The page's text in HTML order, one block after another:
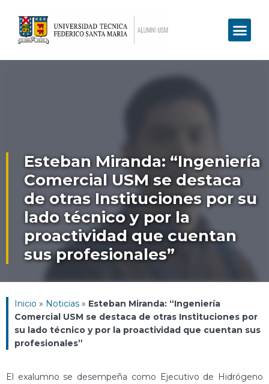
Esteban Miranda: “Ingeniería
Comercial USM se destaca
de otras Instituciones por su
lado técnico y por la
proactividad que cuentan
sus profesionales”
Inicio » Noticias » Esteban Miranda: “Ingeniería
Comercial USM se destaca de otras Instituciones por
su lado técnico y por la proactividad que cuentan sus
profesionales”
El exalumno se desempeña como Ejecutivo de Hidrógeno